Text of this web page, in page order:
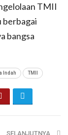
TMII
berbagai
bangsa
Indah TMII
SELANJUTNYA